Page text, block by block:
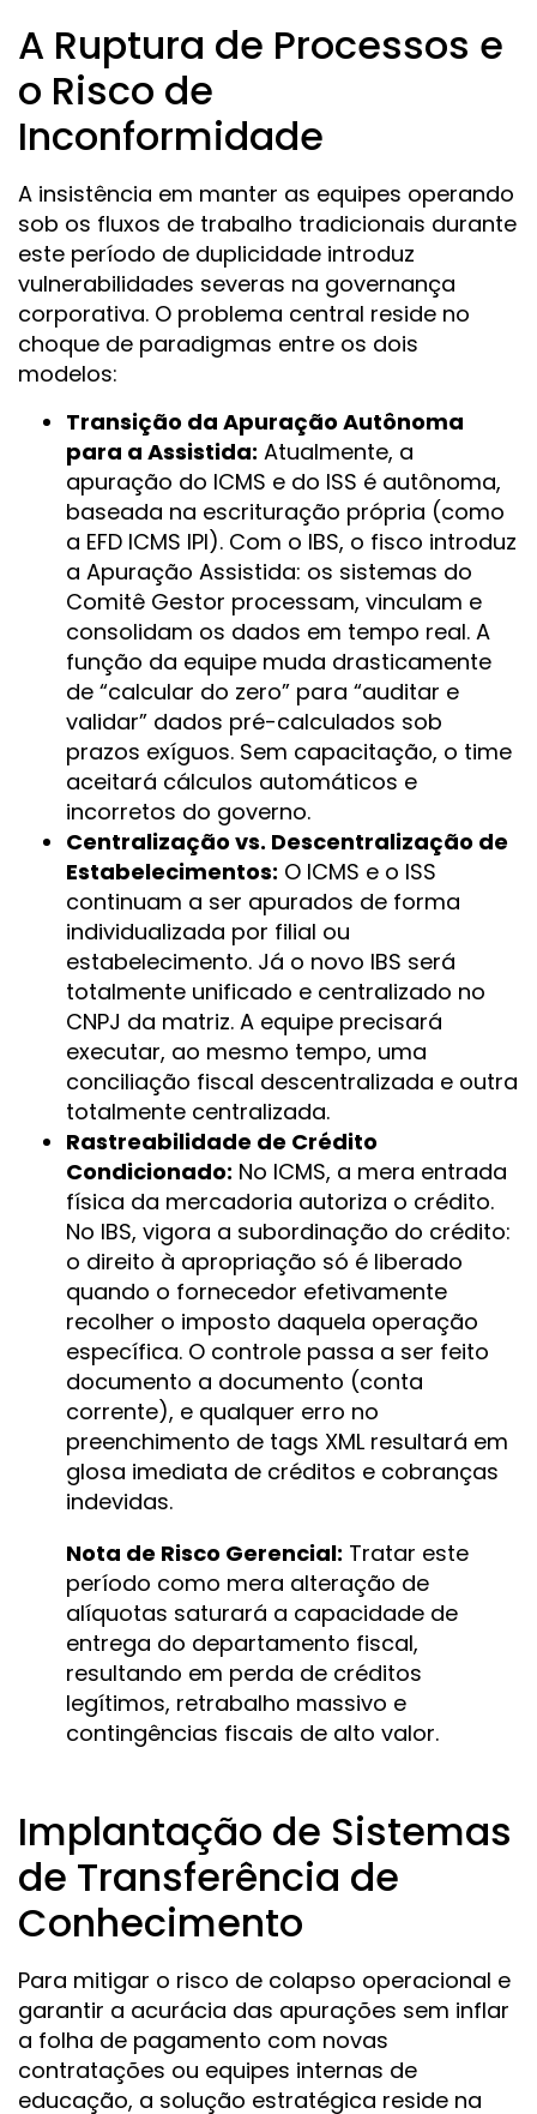
A Ruptura de Processos e
o Risco de
Inconformidade
A insistência em manter as equipes operando
sob os fluxos de trabalho tradicionais durante
este período de duplicidade introduz
vulnerabilidades severas na governança
corporativa. O problema central reside no
choque de paradigmas entre os dois
modelos:
Transição da Apuração Autônoma
para a Assistida: Atualmente, a
apuração do ICMS e do ISS é autônoma,
baseada na escrituração própria (como
a EFD ICMS IPI). Com o IBS, o fisco introduz
a Apuração Assistida: os sistemas do
Comitê Gestor processam, vinculam e
consolidam os dados em tempo real. A
função da equipe muda drasticamente
de “calcular do zero” para “auditar e
validar” dados pré-calculados sob
prazos exíguos. Sem capacitação, o time
aceitará cálculos automáticos e
incorretos do governo.
Centralização vs. Descentralização de
Estabelecimentos: O ICMS e o ISS
continuam a ser apurados de forma
individualizada por filial ou
estabelecimento. Já o novo IBS será
totalmente unificado e centralizado no
CNPJ da matriz. A equipe precisará
executar, ao mesmo tempo, uma
conciliação fiscal descentralizada e outra
totalmente centralizada.
Rastreabilidade de Crédito
Condicionado: No ICMS, a mera entrada
física da mercadoria autoriza o crédito.
No IBS, vigora a subordinação do crédito:
o direito à apropriação só é liberado
quando o fornecedor efetivamente
recolher o imposto daquela operação
específica. O controle passa a ser feito
documento a documento (conta
corrente), e qualquer erro no
preenchimento de tags XML resultará em
glosa imediata de créditos e cobranças
indevidas.
Nota de Risco Gerencial: Tratar este
período como mera alteração de
alíquotas saturará a capacidade de
entrega do departamento fiscal,
resultando em perda de créditos
legítimos, retrabalho massivo e
contingências fiscais de alto valor.
Implantação de Sistemas
de Transferência de
Conhecimento
Para mitigar o risco de colapso operacional e
garantir a acurácia das apurações sem inflar
a folha de pagamento com novas
contratações ou equipes internas de
educação, a solução estratégica reside na